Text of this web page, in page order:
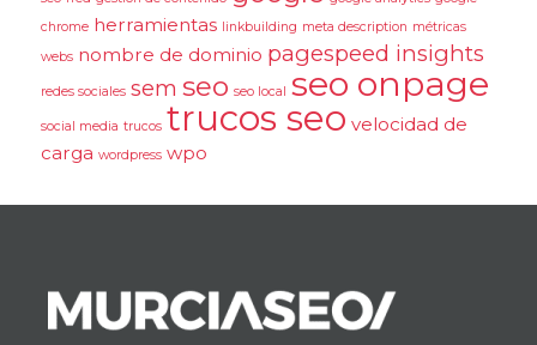
chrome herramientas linkbuilding meta description métricas
webs nombre de dominio pagespeed insights
redes sociales sem seo seo local seo onpage
social media trucos trucos seo velocidad de
carga wordpress wpo